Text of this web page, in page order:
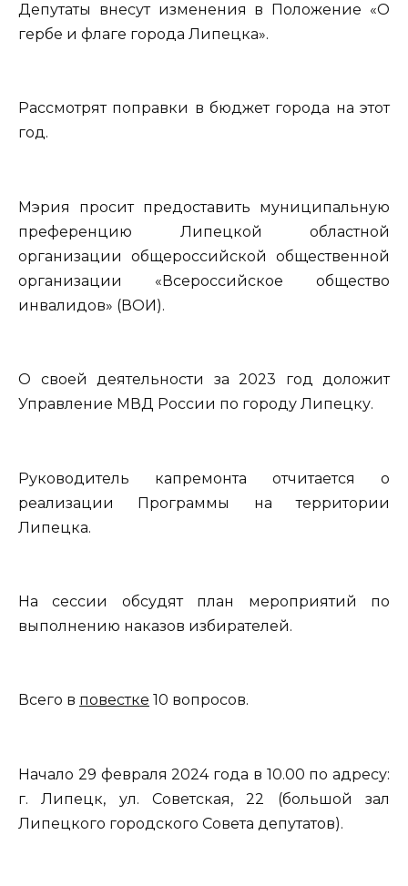
Депутаты внесут изменения в Положение «О
гербе и флаге города Липецка».
Рассмотрят поправки в бюджет города на этот
год.
Мэрия просит предоставить муниципальную
преференцию Липецкой областной
организации общероссийской общественной
организации «Всероссийское общество
инвалидов» (ВОИ).
О своей деятельности за 2023 год доложит
Управление МВД России по городу Липецку.
Руководитель капремонта отчитается о
реализации Программы на территории
Липецка.
На сессии обсудят план мероприятий по
выполнению наказов избирателей.
Всего в повестке 10 вопросов.
Начало 29 февраля 2024 года в 10.00 по адресу:
г. Липецк, ул. Советская, 22 (большой зал
Липецкого городского Совета депутатов).